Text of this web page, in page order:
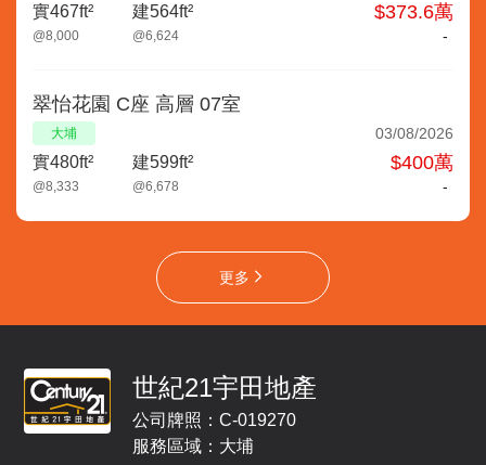
$373.6萬
實467ft²
@8,000
建564ft²
@6,624 -
03/08/2026
大埔
翠怡花園 C座 高層 07室
$400萬
實480ft²
@8,333
建599ft²
@6,678 -
更多
世紀21宇田地產
公司牌照：C-019270
服務區域：大埔